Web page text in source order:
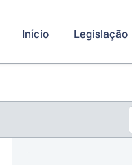
Início Legislação